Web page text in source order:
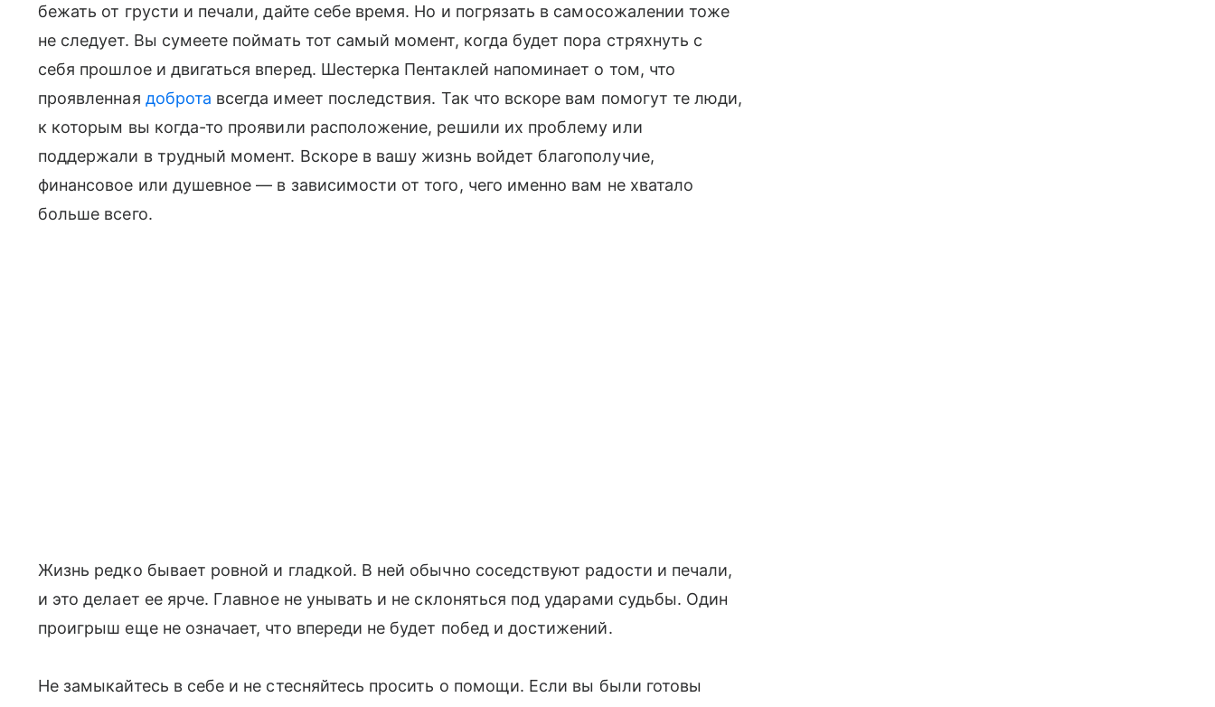
бежать от грусти и печали, дайте себе время. Но и погрязать в самосожалении тоже
не следует. Вы сумеете поймать тот самый момент, когда будет пора стряхнуть с
себя прошлое и двигаться вперед. Шестерка Пентаклей напоминает о том, что
проявленная доброта всегда имеет последствия. Так что вскоре вам помогут те люди,
к которым вы когда-то проявили расположение, решили их проблему или
поддержали в трудный момент. Вскоре в вашу жизнь войдет благополучие,
финансовое или душевное — в зависимости от того, чего именно вам не хватало
больше всего.
Жизнь редко бывает ровной и гладкой. В ней обычно соседствуют радости и печали,
и это делает ее ярче. Главное не унывать и не склоняться под ударами судьбы. Один
проигрыш еще не означает, что впереди не будет побед и достижений.
Не замыкайтесь в себе и не стесняйтесь просить о помощи. Если вы были готовы